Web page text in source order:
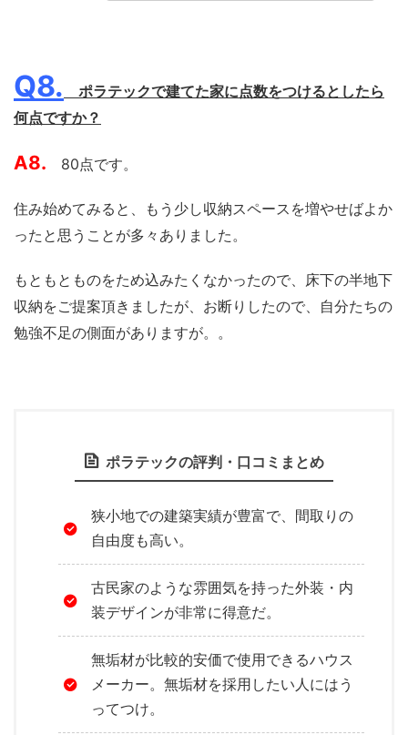
Q8.
ポラテックで建てた家に点数をつけるとしたら
何点ですか？
A8. 80点です。
住み始めてみると、もう少し収納スペースを増やせばよか
ったと思うことが多々ありました。
もともとものをため込みたくなかったので、床下の半地下
収納をご提案頂きましたが、お断りしたので、自分たちの
勉強不足の側面がありますが。。
ポラテックの評判・口コミまとめ
狭小地での建築実績が豊富で、間取りの
自由度も高い。
古民家のような雰囲気を持った外装・内
装デザインが非常に得意だ。
無垢材が比較的安価で使用できるハウス
メーカー。無垢材を採用したい人にはう
ってつけ。